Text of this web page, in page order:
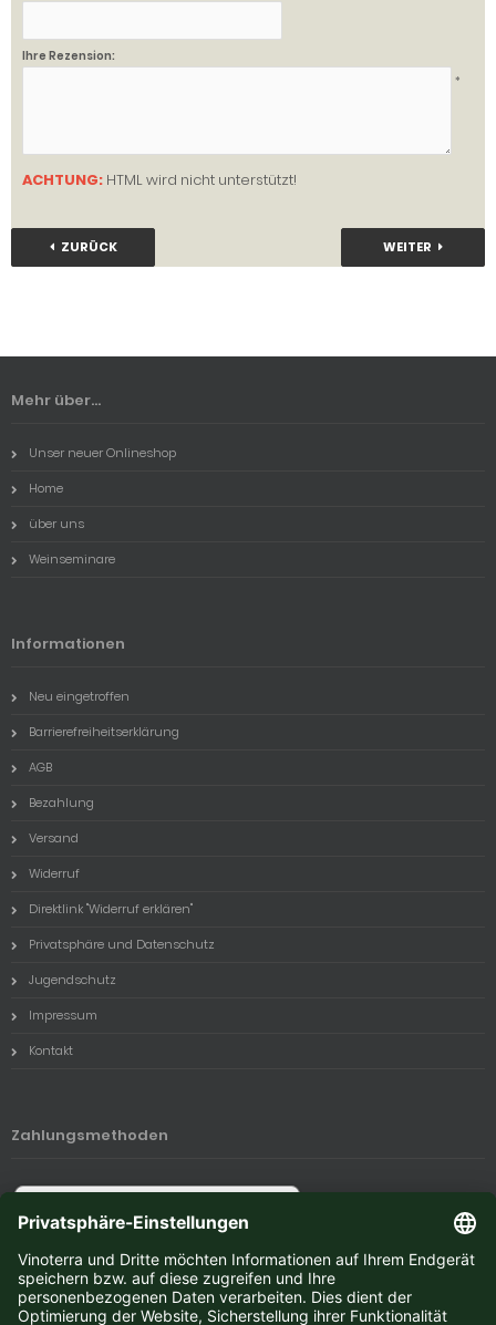
Ihre Rezension:
*
ACHTUNG: HTML wird nicht unterstützt!
ZURÜCK WEITER
Mehr über...
Unser neuer Onlineshop
Home
über uns
Weinseminare
Informationen
Neu eingetroffen
Barrierefreiheitserklärung
AGB
Bezahlung
Versand
Widerruf
Direktlink "Widerruf erklären"
Privatsphäre und Datenschutz
Jugendschutz
Impressum
Kontakt
Zahlungsmethoden